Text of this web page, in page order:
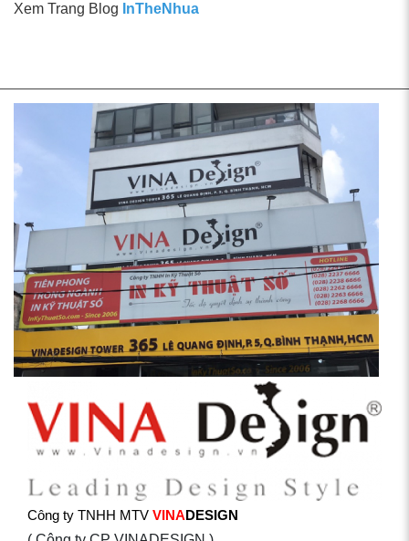
Xem Trang Blog InTheNhua
Công ty TNHH MTV VINADESIGN